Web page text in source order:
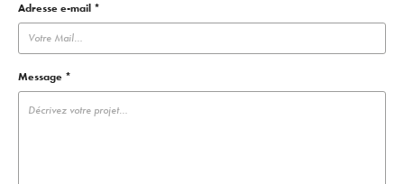
Adresse e-mail *
Message *